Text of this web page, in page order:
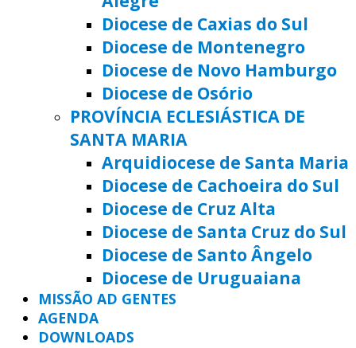
Diocese de Caxias do Sul
Diocese de Montenegro
Diocese de Novo Hamburgo
Diocese de Osório
PROVÍNCIA ECLESIÁSTICA DE
SANTA MARIA
Arquidiocese de Santa Maria
Diocese de Cachoeira do Sul
Diocese de Cruz Alta
Diocese de Santa Cruz do Sul
Diocese de Santo Ângelo
Diocese de Uruguaiana
MISSÃO AD GENTES
AGENDA
DOWNLOADS